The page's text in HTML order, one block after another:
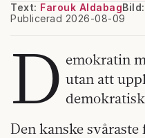
Text: Farouk Aldabag
Publicerad 2026-08-09
D emokratin
utan att
Den kanske